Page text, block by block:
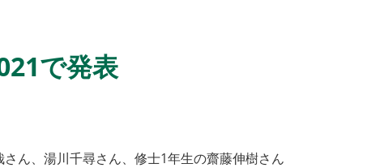
で発表
ん、湯川千尋さん、修士1年生の齋藤伸樹さん